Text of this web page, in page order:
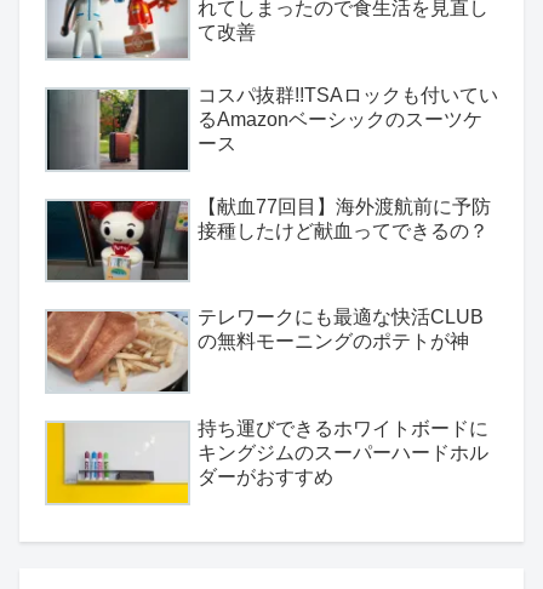
れてしまったので食生活を見直し
て改善
コスパ抜群!!TSAロックも付いてい
るAmazonベーシックのスーツケ
ース
【献血77回目】海外渡航前に予防
接種したけど献血ってできるの？
テレワークにも最適な快活CLUB
の無料モーニングのポテトが神
持ち運びできるホワイトボードに
キングジムのスーパーハードホル
ダーがおすすめ